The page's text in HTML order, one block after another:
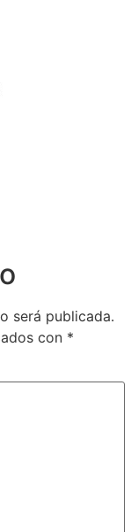
será publicada.
con *